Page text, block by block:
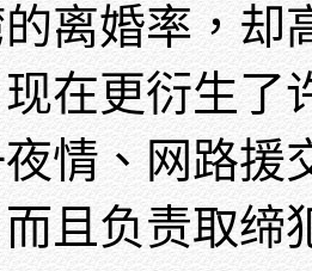
离婚率，却
在更衍生了
情、网路援
且负责取缔